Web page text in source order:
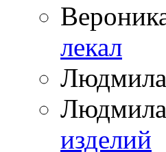
лекал
изделий